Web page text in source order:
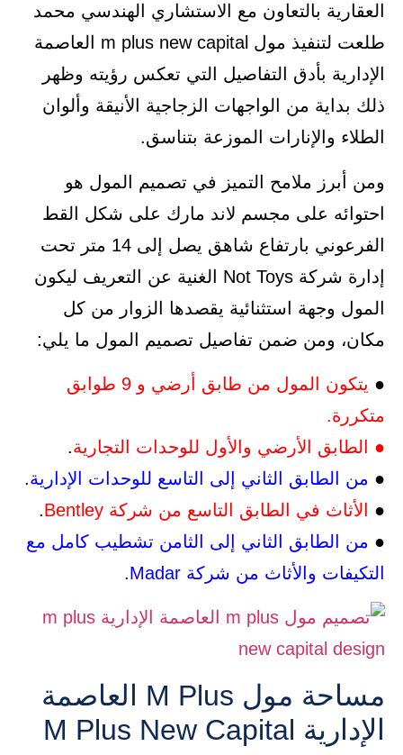
العقارية بالتعاون مع الاستشاري الهندسي محمد
طلعت لتنفيذ مول m plus new capital العاصمة
الإدارية بأدق التفاصيل التي تعكس رؤيته وظهر
ذلك بداية من الواجهات الزجاجية الأنيقة وألوان
الطلاء والإنارات الموزعة بتناسق.
ومن أبرز ملامح التميز في تصميم المول هو
احتوائه على مجسم لاند مارك على شكل القط
الفرعوني بارتفاع شاهق يصل إلى 14 متر تحت
إدارة شركة Not Toys الغنية عن التعريف ليكون
المول وجهة استثنائية يقصدها الزوار من كل
مكان، ومن ضمن تفاصيل تصميم المول ما يلي:
●
يتكون المول من طابق أرضي و 9 طوابق
متكررة.
● الطابق الأرضي والأول للوحدات التجارية.
● من الطابق الثاني إلى التاسع للوحدات الإدارية.
●
الأثاث في الطابق التاسع من شركة Bentley
.
● من الطابق الثاني إلى الثامن تشطيب كامل مع
التكيفات والأثاث من شركة Madar
.
مساحة مول M Plus العاصمة
الإدارية M Plus New Capital